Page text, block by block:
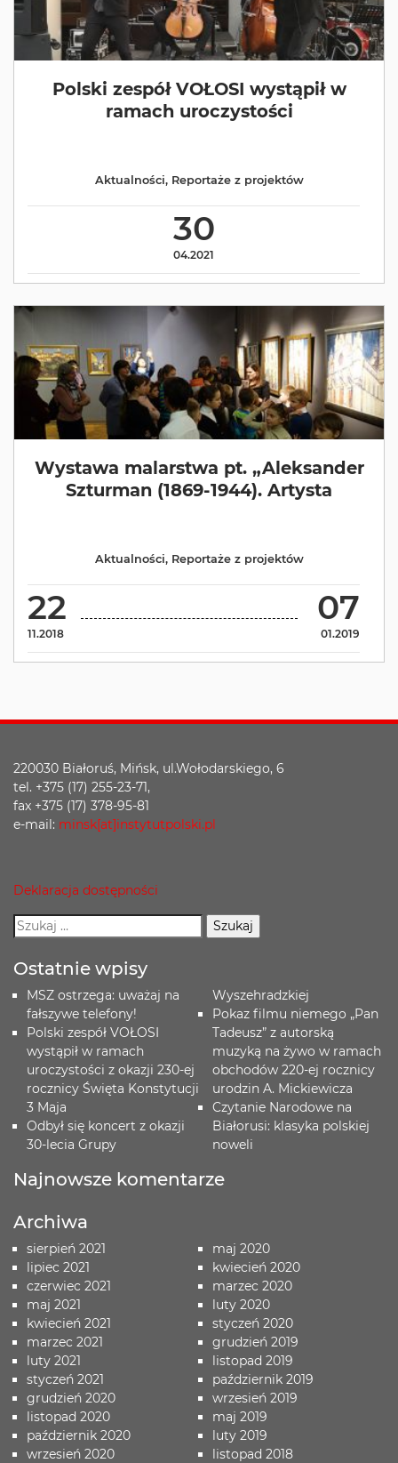
Polski zespół VOŁOSI wystąpił w
ramach uroczystości
30
04.2021
Aktualności, Reportaże z projektów
Wystawa malarstwa pt. „Aleksander
Szturman (1869-1944). Artysta
22
11.2018
07
01.2019
Aktualności, Reportaże z projektów
220030 Białoruś, Mińsk, ul.Wołodarskiego, 6
tel. +375 (17) 255-23-71,
fax +375 (17) 378-95-81
e-mail: minsk[at]instytutpolski.pl
Deklaracja dostępności
Ostatnie wpisy
MSZ ostrzega: uważaj na
fałszywe telefony!
Polski zespół VOŁOSI
wystąpił w ramach
uroczystości z okazji 230-ej
rocznicy Święta Konstytucji
3 Maja
Odbył się koncert z okazji
30-lecia Grupy
Wyszehradzkiej
Pokaz filmu niemego „Pan
Tadeusz” z autorską
muzyką na żywo w ramach
obchodów 220-ej rocznicy
urodzin A. Mickiewicza
Czytanie Narodowe na
Białorusi: klasyka polskiej
noweli
Najnowsze komentarze
Archiwa
sierpień 2021
lipiec 2021
czerwiec 2021
maj 2021
kwiecień 2021
marzec 2021
luty 2021
styczeń 2021
grudzień 2020
listopad 2020
październik 2020
wrzesień 2020
maj 2020
kwiecień 2020
marzec 2020
luty 2020
styczeń 2020
grudzień 2019
listopad 2019
październik 2019
wrzesień 2019
maj 2019
luty 2019
listopad 2018